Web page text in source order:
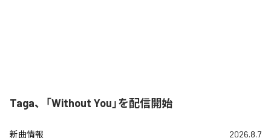
Taga、「Without You」を配信開始
新曲情報 2026.8.7